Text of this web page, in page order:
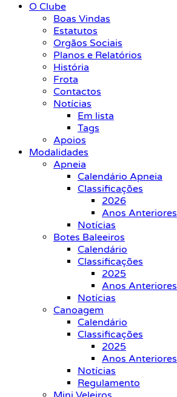
O Clube
Boas Vindas
Estatutos
Orgãos Sociais
Planos e Relatórios
História
Frota
Contactos
Notícias
Em lista
Tags
Apoios
Modalidades
Apneia
Calendário Apneia
Classificações
2026
Anos Anteriores
Notícias
Botes Baleeiros
Calendário
Classificações
2025
Anos Anteriores
Notícias
Canoagem
Calendário
Classificações
2025
Anos Anteriores
Notícias
Regulamento